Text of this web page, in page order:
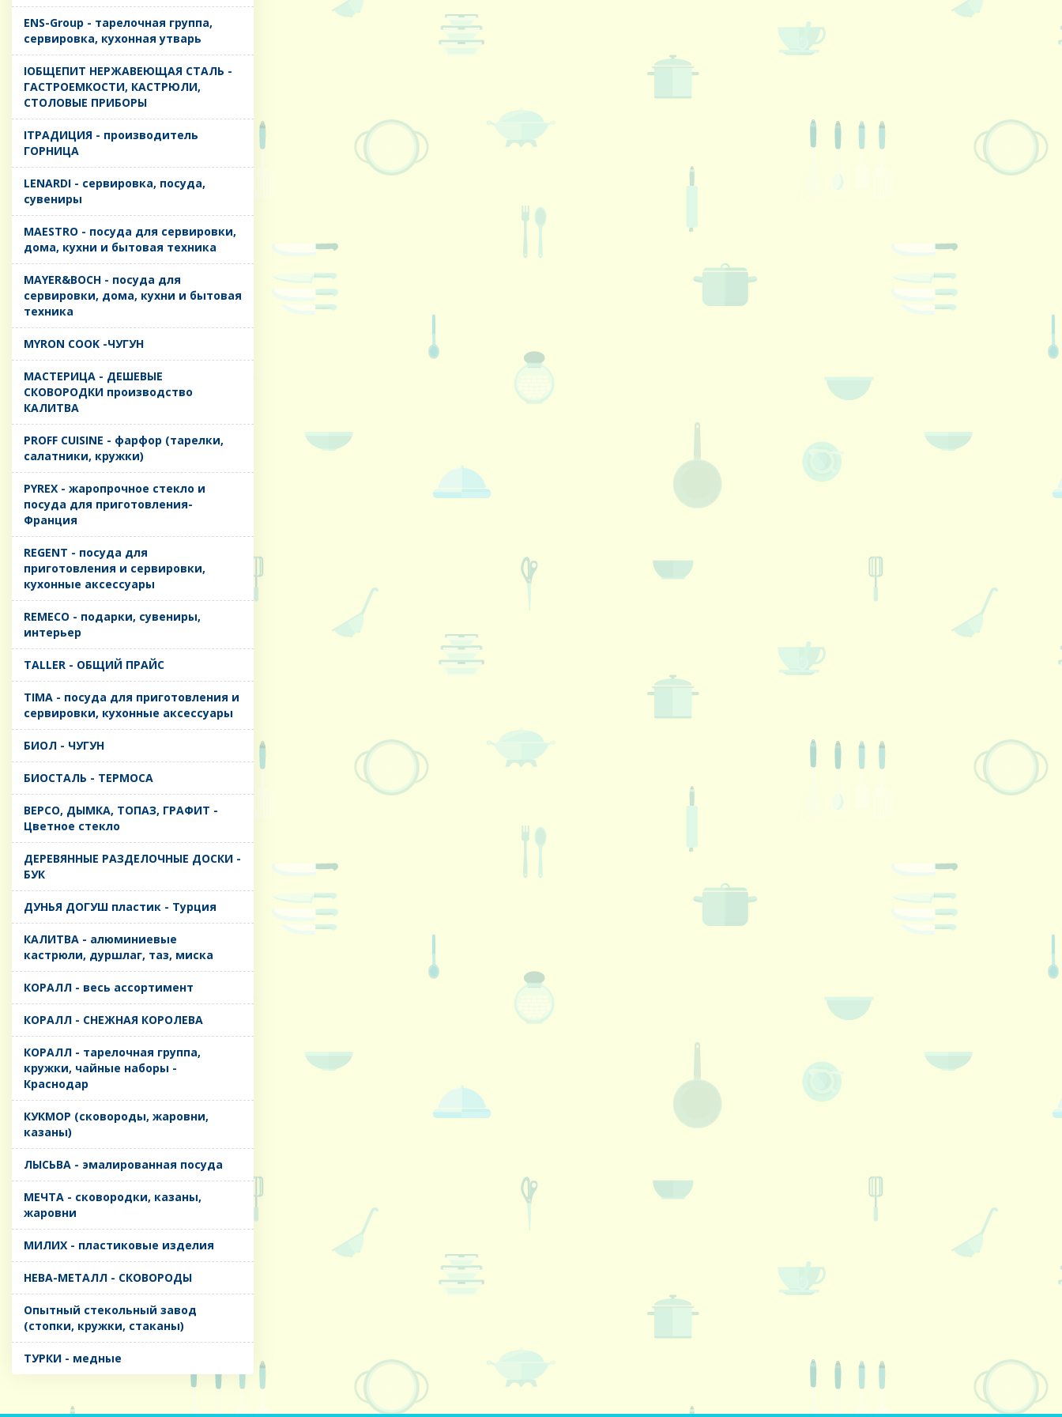
ENS-Group - тарелочная группа,
сервировка, кухонная утварь
IОБЩЕПИТ НЕРЖАВЕЮЩАЯ СТАЛЬ -
ГАСТРОЕМКОСТИ, КАСТРЮЛИ,
СТОЛОВЫЕ ПРИБОРЫ
IТРАДИЦИЯ - производитель
ГОРНИЦА
LENARDI - сервировка, посуда,
сувениры
MAESTRO - посуда для сервировки,
дома, кухни и бытовая техника
MAYER&BOCH - посуда для
сервировки, дома, кухни и бытовая
техника
MYRON COOK -ЧУГУН
MАСТЕРИЦА - ДЕШЕВЫЕ
СКОВОРОДКИ производство
КАЛИТВА
PROFF CUISINE - фарфор (тарелки,
салатники, кружки)
PYREX - жаропрочное стекло и
посуда для приготовления-
Франция
REGENT - посуда для
приготовления и сервировки,
кухонные аксессуары
REMECO - подарки, сувениры,
интерьер
TALLER - ОБЩИЙ ПРАЙС
TIMA - посуда для приготовления и
сервировки, кухонные аксессуары
БИОЛ - ЧУГУН
БИОСТАЛЬ - ТЕРМОСА
ВЕРСО, ДЫМКА, ТОПАЗ, ГРАФИТ -
Цветное стекло
ДЕРЕВЯННЫЕ РАЗДЕЛОЧНЫЕ ДОСКИ -
БУК
ДУНЬЯ ДОГУШ пластик - Турция
КАЛИТВА - алюминиевые
кастрюли, дуршлаг, таз, миска
КОРАЛЛ - весь ассортимент
КОРАЛЛ - СНЕЖНАЯ КОРОЛЕВА
КОРАЛЛ - тарелочная группа,
кружки, чайные наборы -
Краснодар
КУКМОР (сковороды, жаровни,
казаны)
ЛЫСЬВА - эмалированная посуда
МЕЧТА - сковородки, казаны,
жаровни
МИЛИХ - пластиковые изделия
НЕВА-МЕТАЛЛ - СКОВОРОДЫ
Опытный стекольный завод
(стопки, кружки, стаканы)
ТУРКИ - медные